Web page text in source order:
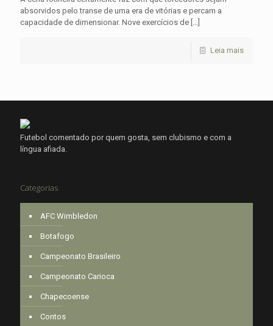
absorvidos pelo transe de uma era de vitórias e percam a
capacidade de dimensionar. Nove exercícios de
Leia mais
Futebol comentado por quem gosta, sem clubismo e com a
língua afiada.
Categorias
AFC Wimbledon
Botafogo
Campeonato Brasileiro
Campeonato Carioca
Chapecoense
Contos